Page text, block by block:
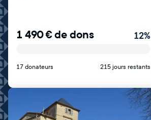
1 490€de dons 12%
17 donateurs 215 jours restants